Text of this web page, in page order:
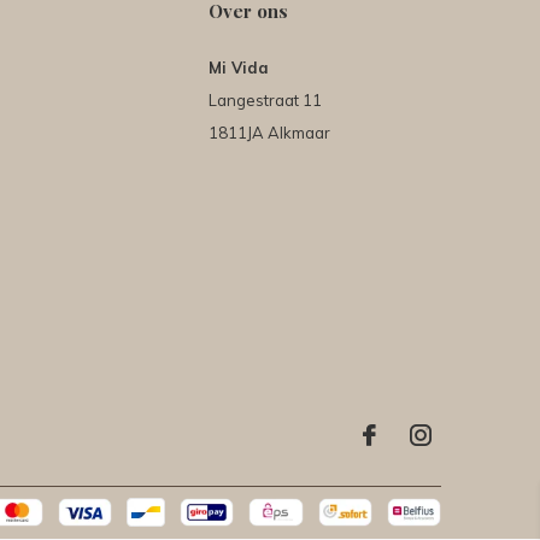
Over ons
Mi Vida
Langestraat 11
1811JA Alkmaar